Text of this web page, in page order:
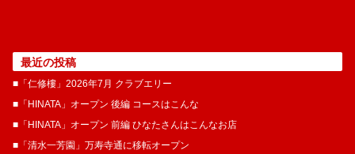
最近の投稿
■「仁修樓」2026年7月 クラブエリー
■「HINATA」オープン 後編 コースはこんな
■「HINATA」オープン 前編 ひなたさんはこんなお店
■「清水一芳園」万寿寺通に移転オープン